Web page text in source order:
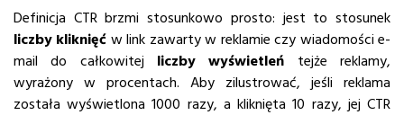
Definicja CTR brzmi stosunkowo prosto: jest to stosunek
liczby kliknięć w link zawarty w reklamie czy wiadomości e-
mail do całkowitej liczby wyświetleń tejże reklamy,
wyrażony w procentach. Aby zilustrować, jeśli reklama
została wyświetlona 1000 razy, a kliknięta 10 razy, jej CTR